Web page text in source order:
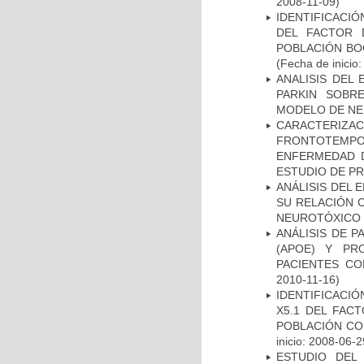
DEL FACTOR
POBLACIÓN
(Fecha de
ANALISIS DEL
PARKIN
MODELO DE
ENFERMEDAD
ESTUDIO DE
ANÁLISIS DEL
SU RELACIÓN
NEUROTÓXICO
ANÁLISIS DE
(APOE) Y
PACIENTES
2010-11-16)
X5.1 DEL
POBLACIÓN
inicio: 2008-06-
ESTUDIO